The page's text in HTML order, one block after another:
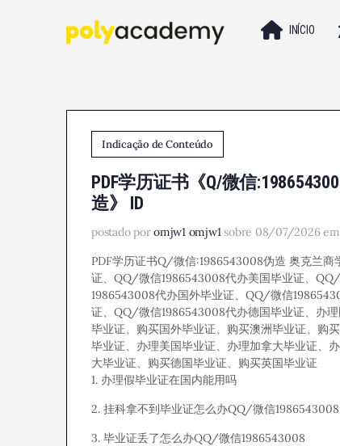
INÍCIO
Indicação de Conteúdo
PDF学历证书《Q/微信
造》 ID
postado poromjw1 omjw1 sobre 08/07/2026
PDF学历证书Q/微信:1986543008伪造 奥克兰商
证、QQ/微信1986543008代办美国毕业证、
1986543008代办国外毕业证、QQ/微信
证、QQ/微信1986543008代办德国毕业证、办
毕业证、购买国外毕业证、购买澳洲毕业证、购
毕业证、办理美国毕业证、办理加拿大毕业证、
大毕业证、购买德国毕业证、购买英国毕业证
1. 办理假毕业证在国内能用吗
2. 挂科拿不到毕业证怎么办QQ/微信1986543008
3. 毕业证丢了怎么办QQ/微信1986543008